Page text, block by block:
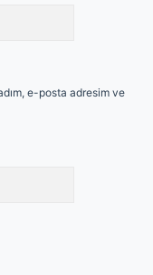
e-posta adresim ve